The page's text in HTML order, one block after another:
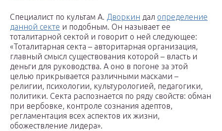
Специалист по культам А. Дворкин дал определение
данной секте и подобным. Он называет ее
тоталитарной сектой и говорит о ней следующее:
«Тоталитарная секта – авторитарная организация,
главный смысл существования которой – власть и
деньги для руководства. А оно в погоне за этой
целью прикрывается различными масками –
религии, психологии, культурологией, педагогики,
политики. Секта распознается по ряду свойств: обман
при вербовке, контроле сознания адептов,
регламентация всех аспектов их жизни,
обожествление лидера».